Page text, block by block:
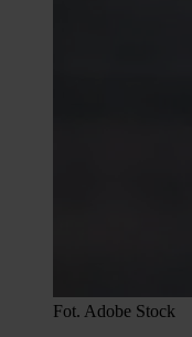
Fot. Adobe Stock